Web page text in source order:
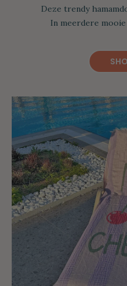
Deze trendy
In meerdere